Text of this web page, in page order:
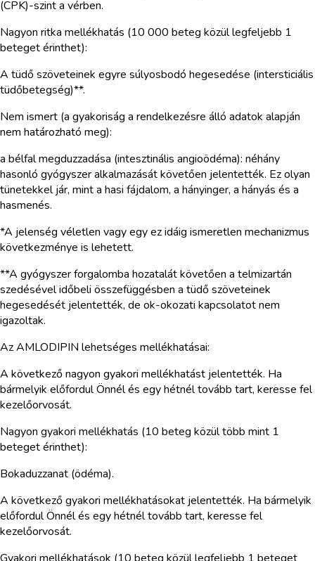
(CPK)-szint a vérben.
Nagyon ritka mellékhatás (10 000 beteg közül legfeljebb 1
beteget érinthet):
A tüdő szöveteinek egyre súlyosbodó hegesedése (intersticiális
tüdőbetegség)**.
Nem ismert (a gyakoriság a rendelkezésre álló adatok alapján
nem határozható meg):
a bélfal megduzzadása (intesztinális angioödéma): néhány
hasonló gyógyszer alkalmazását követően jelentették. Ez olyan
tünetekkel jár, mint a hasi fájdalom, a hányinger, a hányás és a
hasmenés.
*A jelenség véletlen vagy egy ez idáig ismeretlen mechanizmus
következménye is lehetett.
**A gyógyszer forgalomba hozatalát követően a telmizartán
szedésével időbeli összefüggésben a tüdő szöveteinek
hegesedését jelentették, de ok-okozati kapcsolatot nem
igazoltak.
Az AMLODIPIN lehetséges mellékhatásai:
A következő nagyon gyakori mellékhatást jelentették. Ha
bármelyik előfordul Önnél és egy hétnél tovább tart, keresse fel
kezelőorvosát.
Nagyon gyakori mellékhatás (10 beteg közül több mint 1
beteget érinthet):
Bokaduzzanat (ödéma).
A következő gyakori mellékhatásokat jelentették. Ha bármelyik
előfordul Önnél és egy hétnél tovább tart, keresse fel
kezelőorvosát.
Gyakori mellékhatások (10 beteg közül legfeljebb 1 beteget